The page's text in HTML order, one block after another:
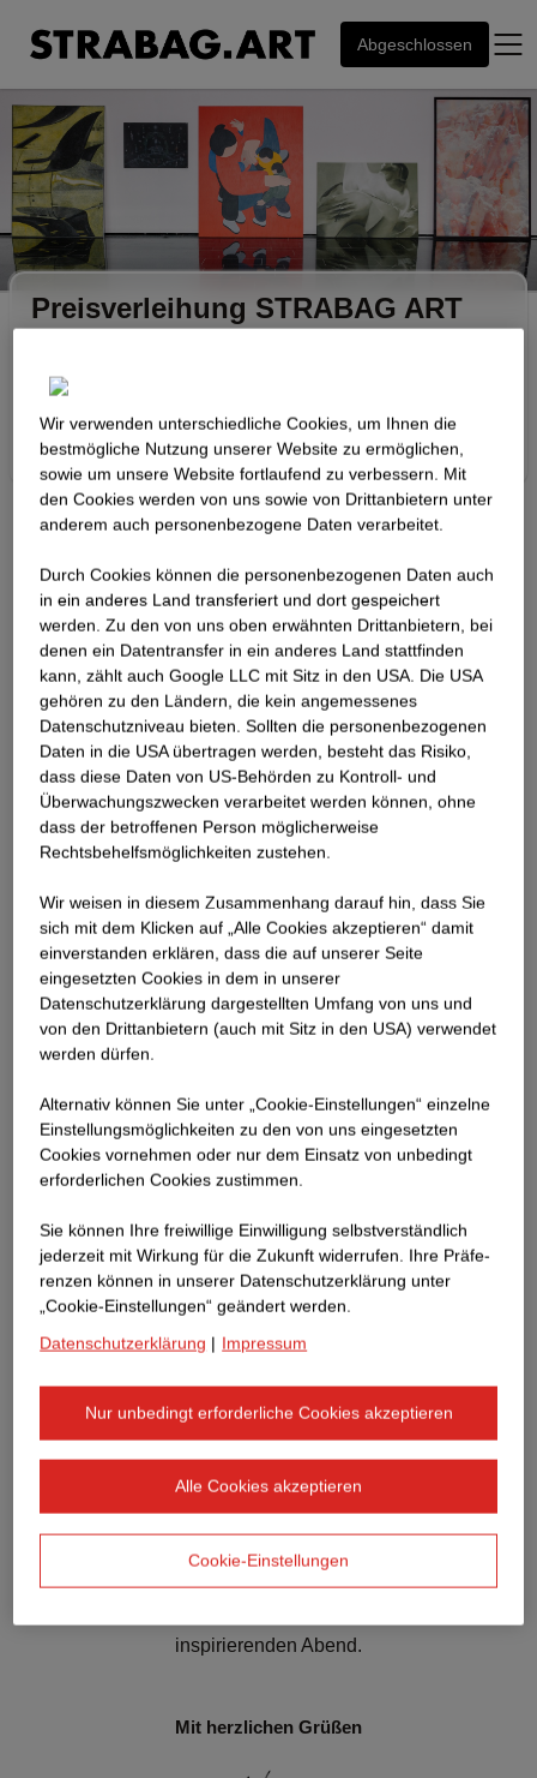
Abgeschlossen
Preisverleihung STRABAG ART
25. Juni 2026
18:00 - 22:00
Anmeldungen sind abgeschlossen
Leider ist das verfügbare
Teilnahmekontingent bereits ausgeschöpft,
weshalb wir keine weiteren Plätze anbieten
können. Wir freuen uns jedoch sehr, Sie bei
einer unserer nächsten Veranstaltungen
begrüßen zu dürfen!
Liebe Kunstliebhaber:innen,
Wir freuen uns sehr, Sie zur Preisverleihung des STRABAG ART
Award 2026 einzuladen!
An diesem Abend feiern wir fünf herausragende Positionen
zeitgenössischer Kunst, begleitet von einem musikalischen
Shortlisted Artists 2026:
PAULINA EMILIA AUMAYR
DANIEL HÖLZL
TASSILO LANTERMANN
TANYA PIONIKER
MARKO ŠAJN
Termin: Donnerstag, 25. Juni 2026
Ort: STRABAG ART Site im Gironcoli-Kristall
Donau‑City‑Straße 9, 1220 Wien
Aufgrund einer begrenzten Teilnehmer:innenzahl bitten wir
um verbindliche Anmeldung
bis 11. Juni 2026, 18 Uhr (First Come, First Served).
inspirierenden Abend.
Mit herzlichen Grüßen
Wir verwenden unterschiedliche Cookies, um Ihnen die
best­mögliche Nutzung unserer Website zu ermöglichen,
sowie um unsere Website fortlaufend zu verbessern. Mit
den Cookies werden von uns sowie von Drittanbietern unter
anderem auch personenbezogene Daten verarbeitet.
Durch Cookies können die personenbezogenen Daten auch
in ein anderes Land transferiert und dort gespeichert
werden. Zu den von uns oben erwähnten Drittanbietern, bei
denen ein Datentransfer in ein anderes Land stattfinden
kann, zählt auch Google LLC mit Sitz in den USA. Die USA
gehören zu den Ländern, die kein angemessenes
Datenschutzniveau bieten. Sollten die personenbezogenen
Daten in die USA übertragen werden, besteht das Risiko,
dass diese Daten von US-Behörden zu Kontroll- und
Überwachungszwecken verarbeitet werden können, ohne
dass der betroffenen Person möglicherweise
Rechtsbehelfsmöglichkeiten zustehen.
Wir weisen in diesem Zusammenhang darauf hin, dass Sie
sich mit dem Klicken auf „Alle Cookies akzeptieren“ damit
ein­ver­standen erklären, dass die auf unserer Seite
eingesetzten Cookies in dem in unserer
Datenschutzerklärung dargestellten Umfang von uns und
von den Drittanbietern (auch mit Sitz in den USA) verwendet
werden dürfen.
Alternativ können Sie unter „Cookie-Einstellungen“ einzelne
Einstellungsmöglichkeiten zu den von uns eingesetzten
Cookies vornehmen oder nur dem Einsatz von unbedingt
erforderlichen Cookies zustimmen.
Sie können Ihre freiwillige Einwilligung selbstverständlich
jederzeit mit Wirkung für die Zukunft widerrufen. Ihre Prä­fe­
renzen können in unserer Datenschutzerklärung unter
„Cookie-Einstellungen“ geändert werden.
Datenschutzerklärung | Impressum
Nur unbedingt erforderliche Cookies akzeptieren
Alle Cookies akzeptieren
Cookie-Einstellungen